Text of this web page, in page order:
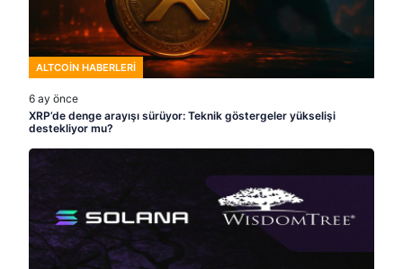
ALTCOIN HABERLERI
6 ay önce
XRP’de denge arayışı sürüyor: Teknik göstergeler yükselişi
destekliyor mu?